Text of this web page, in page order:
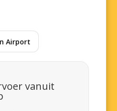
Airport
vanuit